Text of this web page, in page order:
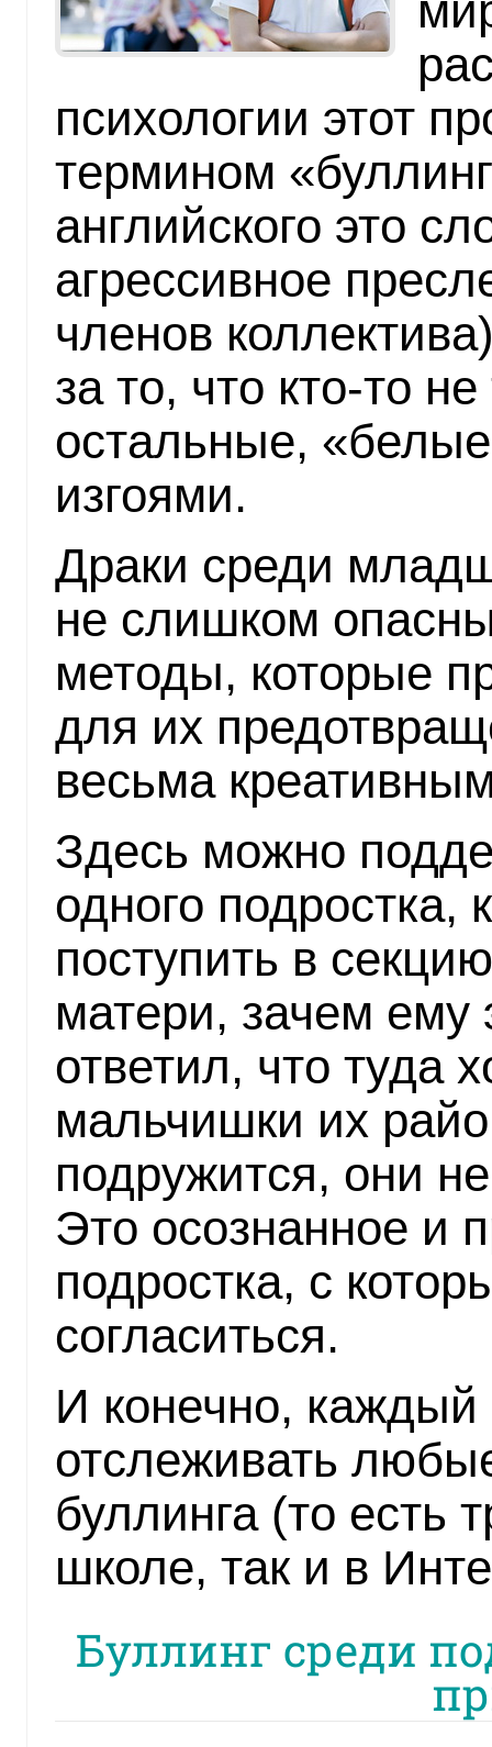
психологии этот
термином
английского это
агрессивное
членов
за то, что кто-то
остальные,
изгоями.
Драки среди
не слишком
методы, которые
для их
весьма
Здесь можно
одного подростка,
поступить в
матери, зачем ему
ответил, что туда
мальчишки их
подружится, они
Это осознанное и
подростка, с
согласиться.
И конечно,
отслеживать
буллинга (то есть
школе, так и в
Буллинг среди